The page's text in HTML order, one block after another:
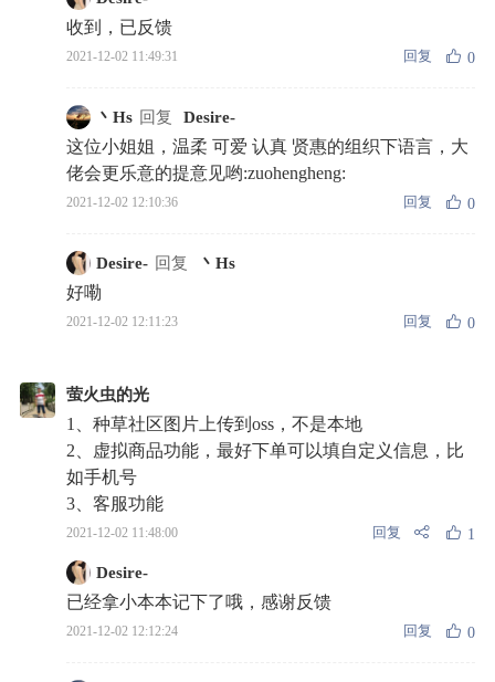
收到，已反馈
2021-12-02 11:49:31 回复 0
丶Hs 回复 Desire-
这位小姐姐，温柔 可爱 认真 贤惠的组织下语言，大
佬会更乐意的提意见哟:zuohengheng:
2021-12-02 12:10:36 回复 0
Desire- 回复 丶Hs
好嘞
2021-12-02 12:11:23 回复 0
萤火虫的光
1、种草社区图片上传到oss，不是本地
2、虚拟商品功能，最好下单可以填自定义信息，比
如手机号
3、客服功能
2021-12-02 11:48:00 回复 1
Desire-
已经拿小本本记下了哦，感谢反馈
2021-12-02 12:12:24 回复 0